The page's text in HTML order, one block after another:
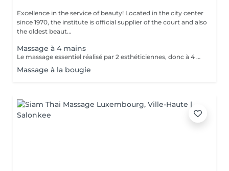
Excellence in the service of beauty! Located in the city center
since 1970, the institute is official supplier of the court and also
the oldest beaut...
Massage à 4 mains
Le massage essentiel réalisé par 2 esthéticiennes, donc à 4 mains est un massage du corps complet aux huiles essentielles, qui apporte une profonde relaxation. C'est une technique favorisant la circulation énergétique et qui réactive le métabolisme. C'est un massage où on retrouve le plaisir de donner et de recevoir. En fait c'est un mélange de différentes techniques : californienne, quant au rythme, la fluidité, manoeuvres enveloppantes, et suédoise, travail précis sur les différentes parties du corps.
Massage à la bougie